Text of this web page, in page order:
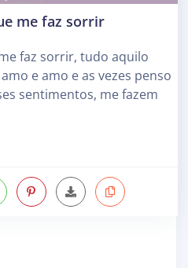
me faz sorrir
faz sorrir, tudo aquilo
e amo e as vezes penso
sentimentos, me fazem